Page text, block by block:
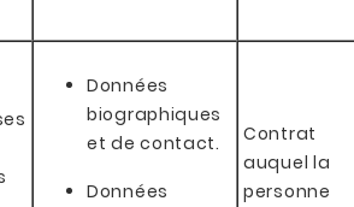
Données
biographiques
et de contact.
Données
Contrat
auquel la
personne